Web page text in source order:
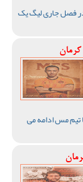
فصل جاری لیگ یک
تیم مس ادامه می